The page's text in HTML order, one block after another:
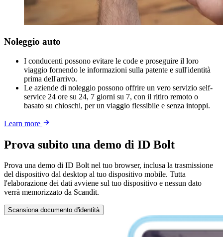
Noleggio auto
I conducenti possono evitare le code e proseguire il loro
viaggio fornendo le informazioni sulla patente e sull'identità
prima dell'arrivo.
Le aziende di noleggio possono offrire un vero servizio self-
service 24 ore su 24, 7 giorni su 7, con il ritiro remoto o
basato su chioschi, per un viaggio flessibile e senza intoppi.
Learn more
Prova subito una demo di ID Bolt
Prova una demo di ID Bolt nel tuo browser, inclusa la trasmissione
del dispositivo dal desktop al tuo dispositivo mobile. Tutta
l'elaborazione dei dati avviene sul tuo dispositivo e nessun dato
verrà memorizzato da Scandit.
Scansiona documento d'identità